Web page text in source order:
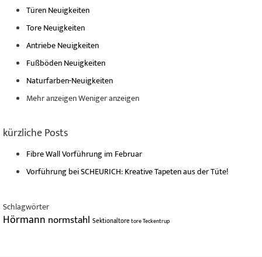
Türen Neuigkeiten
Tore Neuigkeiten
Antriebe Neuigkeiten
Fußböden Neuigkeiten
Naturfarben-Neuigkeiten
Mehr anzeigenWeniger anzeigen
kürzliche Posts
Fibre Wall Vorführung im Februar
Vorführung bei SCHEURICH: Kreative Tapeten aus der Tüte!
Schlagwörter
Hörmann normstahl SektionaltoretoreTeckentrup